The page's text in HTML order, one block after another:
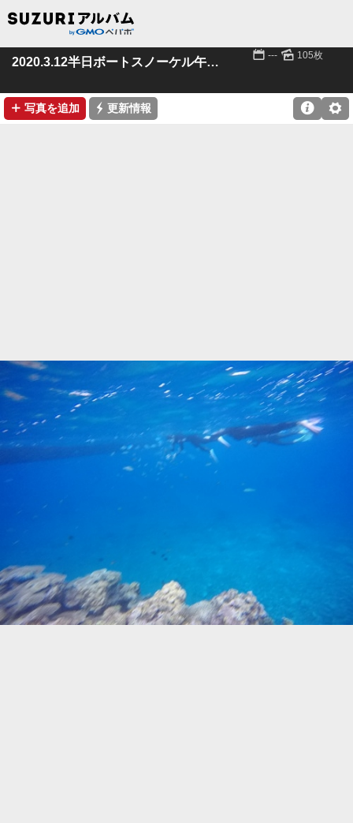
2020.3.12半日ボートスノーケル午前便 📅 --- 🌄 105枚
➕ 写真を追加 ⚡ 更新情報 ⚙
